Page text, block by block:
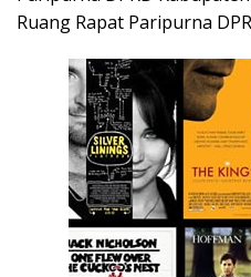
Ruang Rapat Paripurna